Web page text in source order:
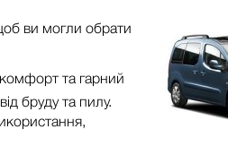
ви могли обрати
та гарний
бруду та пилу.